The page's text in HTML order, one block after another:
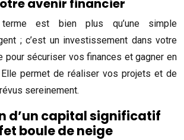
avenir financier
terme est bien plus qu’une simple
; c’est un investissement dans votre
pour sécuriser vos finances et gagner en
permet de réaliser vos projets et de
sereinement.
d’un capital significatif
boule de neige